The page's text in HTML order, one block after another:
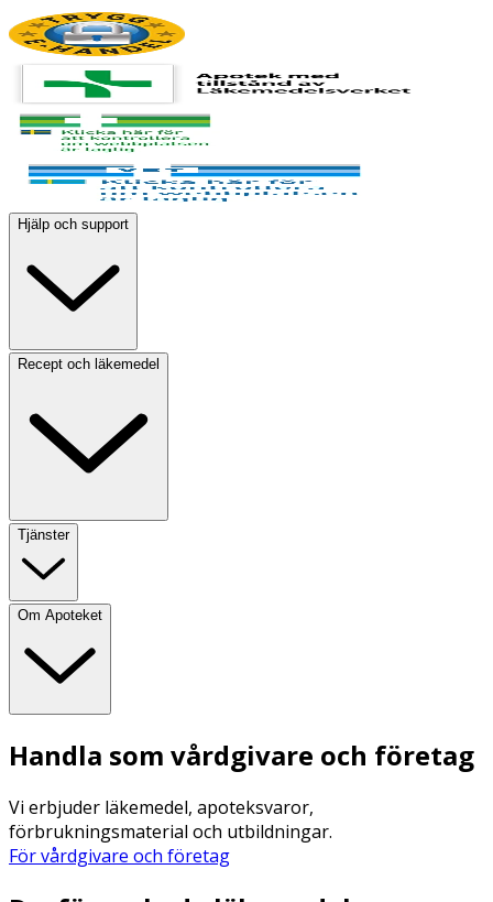
Hjälp och support
Recept och läkemedel
Tjänster
Om Apoteket
Handla som vårdgivare och företag
Vi erbjuder läkemedel, apoteksvaror,
förbrukningsmaterial och utbildningar.
För vårdgivare och företag